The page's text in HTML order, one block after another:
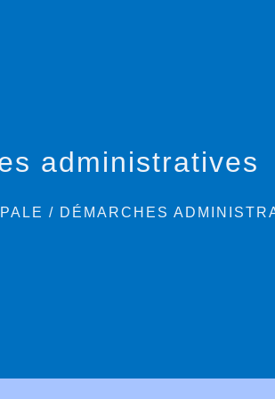
administratives
/ DÉMARCHES